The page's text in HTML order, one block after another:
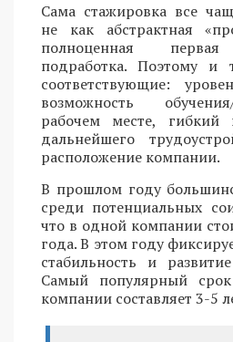
Сама стажировка все
не как абстрактная
полноценная
подработка. Поэтому и
соответствующие:
возможность
рабочем месте, гибкий
дальнейшего
расположение компании.
В прошлом году
среди потенциальных
что в одной компании
года. В этом году
стабильность и
Самый популярный
компании составляет 3-5